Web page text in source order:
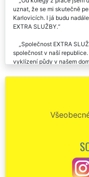
uznat, že se mi skutečně
Karlovicích. I já budu
EXTRA SLUŽBY.
Společnost EXTRA
společnost v naší
vyklízení půdy v našem
služby, rozhodně si
Karlovicích, o které jste se
budu určitě dál
Od začátku do konce
Pomocí této firmy jsme
Tento nelehký úkol
zajistili kontejner na
představ. Dokonce mi
služeb skutečně doporučuji.